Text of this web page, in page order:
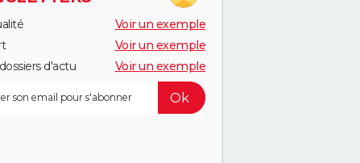
Voir un exemple
Voir un exemple
d'actu
Voir un exemple